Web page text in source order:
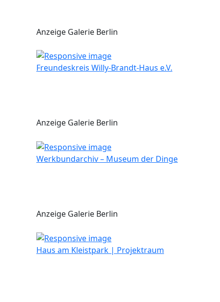
Anzeige Galerie Berlin
Freundeskreis Willy-Brandt-Haus e.V.
Anzeige Galerie Berlin
Werkbundarchiv – Museum der Dinge
Anzeige Galerie Berlin
Haus am Kleistpark | Projektraum